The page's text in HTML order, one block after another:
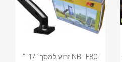
NB- F80 זרוע למסך "17-"